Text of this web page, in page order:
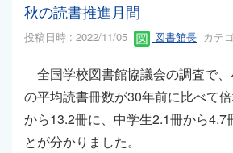
秋の読書推進月間
投稿日時 : 2022/11/05 図書館長 カテ
全国学校図書館協議会の調査で
の平均読書冊数が30年前に比べて
から13.2冊に、中学生2.1冊から4.7
とが分かりました。